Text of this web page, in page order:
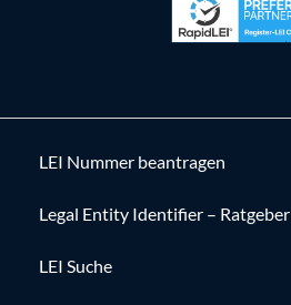
LEI Nummer beantragen
Legal Entity Identifier – Ratgeber
LEI Suche